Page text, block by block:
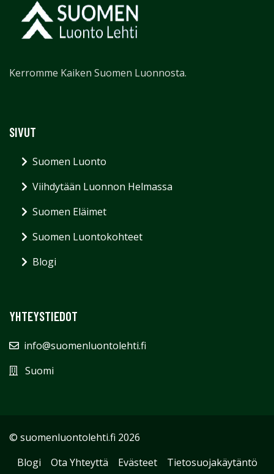
Kerromme Kaiken Suomen Luonnosta.
SIVUT
Suomen Luonto
Viihdytään Luonnon Helmassa
Suomen Eläimet
Suomen Luontokohteet
Blogi
YHTEYSTIEDOT
info@suomenluontolehti.fi
Suomi
© suomenluontolehti.fi 2026
Blogi
Ota Yhteyttä Evästeet
Tietosuojakäytäntö